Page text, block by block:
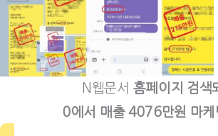
N웹문서 홈페이지 검색
0에서 매출 4076만원 마케